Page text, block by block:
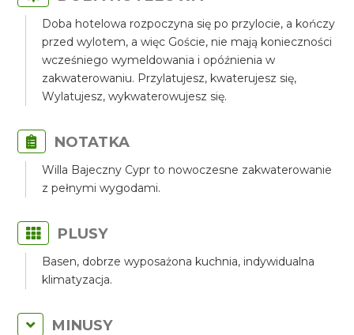
Doba hotelowa rozpoczyna się po przylocie, a kończy
przed wylotem, a więc Goście, nie mają konieczności
wcześniego wymeldowania i opóźnienia w
zakwaterowaniu. Przylatujesz, kwaterujesz się,
Wylatujesz, wykwaterowujesz się.
NOTATKA
Willa Bajeczny Cypr to nowoczesne zakwaterowanie
z pełnymi wygodami.
PLUSY
Basen, dobrze wyposażona kuchnia, indywidualna
klimatyzacja.
MINUSY